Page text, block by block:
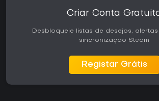
Criar Conta
Desbloqueie listas de desejos,
sincronização Steam
Registar Grátis